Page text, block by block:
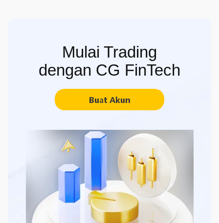
Mulai Trading
dengan CG FinTech
Buat Akun